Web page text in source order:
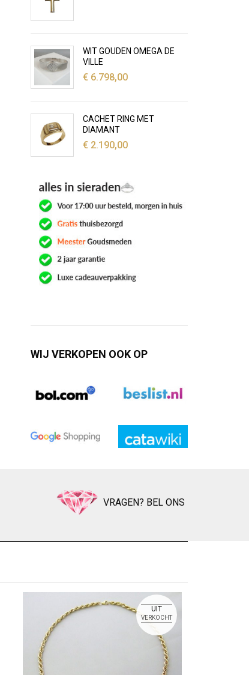
WIT GOUDEN OMEGA DE
VILLE
€6.798,00
CACHET RING MET
DIAMANT
€2.190,00
WIJ VERKOPEN OOK OP
VRAGEN? BEL ONS
UIT
VERKOCHT